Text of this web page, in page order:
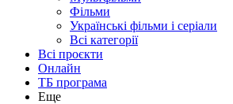
Фільми
Українські фільми і серіали
Всі категорії
Всі проєкти
Онлайн
ТБ програма
Еще